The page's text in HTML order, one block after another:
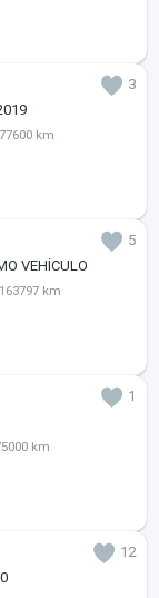
3
km
5
VEHÍCULO
km
1
km
12